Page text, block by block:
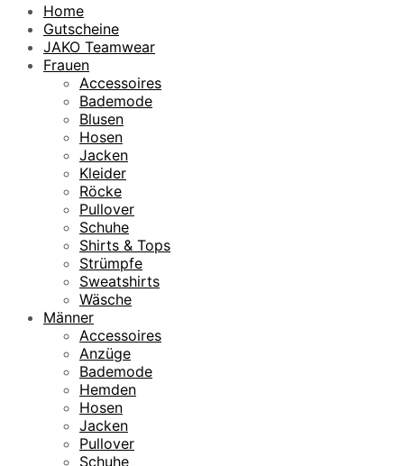
Home
Gutscheine
JAKO Teamwear
Frauen
Accessoires
Bademode
Blusen
Hosen
Jacken
Kleider
Röcke
Pullover
Schuhe
Shirts & Tops
Strümpfe
Sweatshirts
Wäsche
Männer
Accessoires
Anzüge
Bademode
Hemden
Hosen
Jacken
Pullover
Schuhe